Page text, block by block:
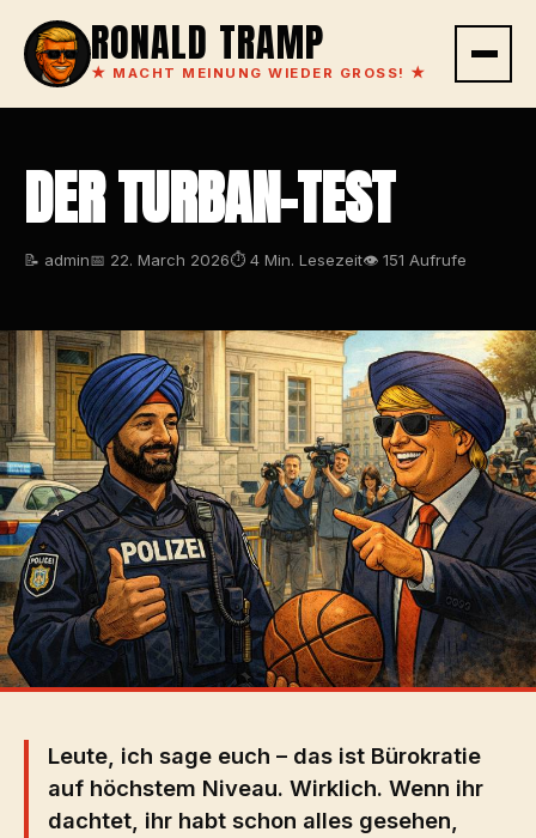
RONALD TRAMP
★ MACHT MEINUNG WIEDER GROSS! ★
DER TURBAN-TEST
📝 admin📅 22. March 2026⏱ 4 Min. Lesezeit👁 151 Aufrufe
Leute, ich sage euch – das ist Bürokratie
auf höchstem Niveau. Wirklich. Wenn ihr
dachtet, ihr habt schon alles gesehen,